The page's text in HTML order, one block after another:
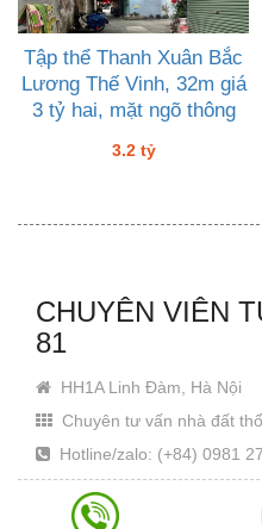
Tập thể Thanh Xuân Bắc
Lương Thế Vinh, 32m giá
3 tỷ hai, mặt ngõ thông
3.2 tỷ
CHUYÊN VIÊN
81
HH1A Linh Đàm, Hà Nội
Chuyên tư vấn nhà đất
Hotline/zalo: (+84) 0981